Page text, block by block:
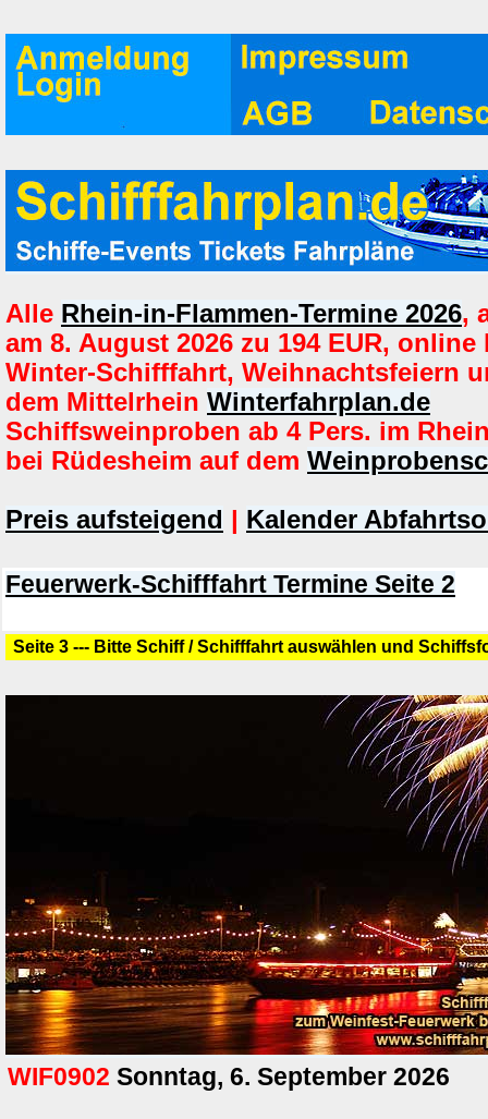
Alle Rhein-in-Flammen-Termine 2026,
am 8. August 2026 zu 194 EUR, online
Winter-Schifffahrt, Weihnachtsfeiern
dem Mittelrhein Winterfahrplan.de
Schiffsweinproben ab 4 Pers. im
bei Rüdesheim auf dem
Preis aufsteigend | Kalender
Feuerwerk-Schifffahrt Termine Seite 2
Seite 3 --- Bitte Schiff / Schifffahrt auswählen und
WIF0902 Sonntag, 6. September 2026